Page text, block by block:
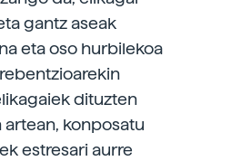
gantz aseak
eta oso hurbilekoa
dituzten
konposatu
estresari aurre